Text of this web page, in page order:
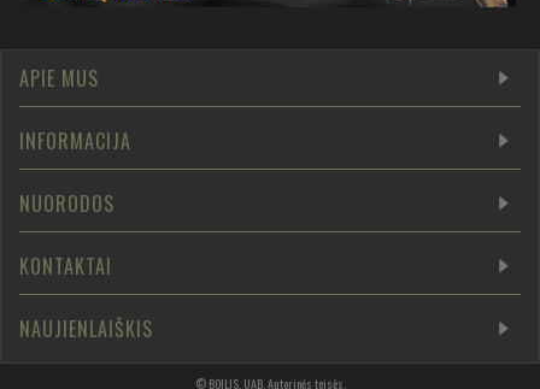
APIE MUS
INFORMACIJA
NUORODOS
KONTAKTAI
NAUJIENLAIŠKIS
© BOILIS, UAB. Autorinės teisės